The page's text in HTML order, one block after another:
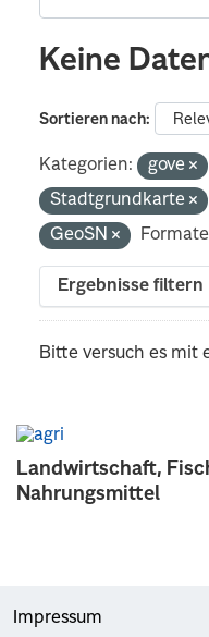
Landwirtschaft,
Nahrungsmittel
Keine
Sortieren nach
Kategorien: gove
Stadtgrundkarte
GeoSN
Ergebnisse filtern
Bitte versuch es mit
Impressum